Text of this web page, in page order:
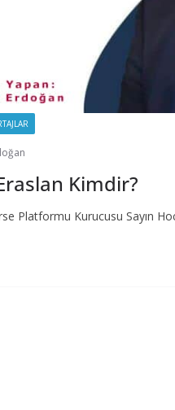
Kimdir?
Platformu Kurucusu Sayın